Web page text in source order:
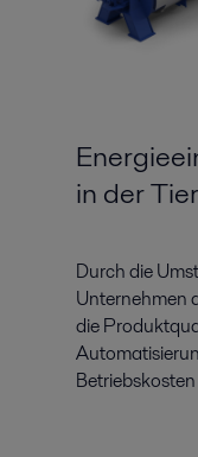
in der
Durch die
Unternehmen
die